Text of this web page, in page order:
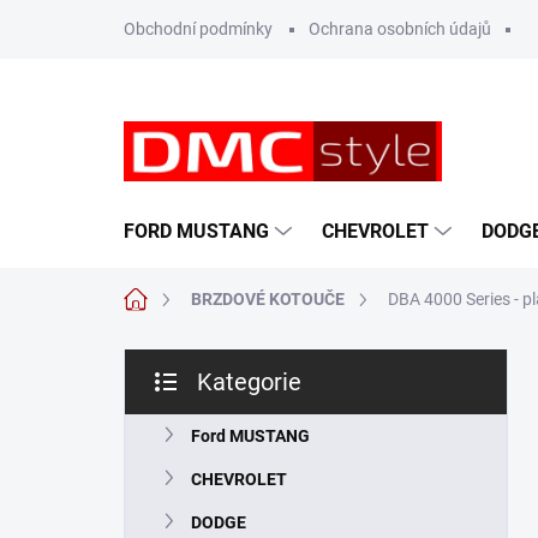
Obchodní podmínky Ochrana osobních údajů
FORD MUSTANG CHEVROLET
Domů BRZDOVÉ KOTOUČE DBA 4000 Series -
s
kategorie
Kategorie
Ford MUSTANG
CHEVROLET
DODGE